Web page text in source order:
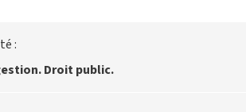
:
Droit public.